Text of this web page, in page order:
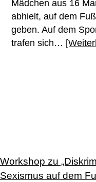
Mädchen aus 16
abhielt, auf dem
geben. Auf dem
trafen sich…
Workshop zu
Sexismus auf dem